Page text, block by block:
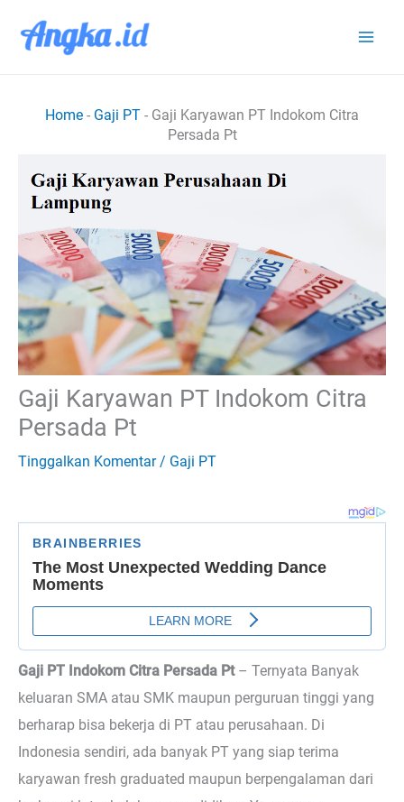
Home - Gaji PT - Gaji Karyawan PT Indokom Citra
Persada Pt
Gaji Karyawan PT Indokom Citra
Persada Pt
Tinggalkan Komentar / Gaji PT
Gaji PT Indokom Citra Persada Pt– Ternyata Banyak
keluaran SMA atau SMK maupun perguruan tinggi yang
berharap bisa bekerja di PT atau perusahaan. Di
Indonesia sendiri, ada banyak PT yang siap terima
karyawan fresh graduated maupun berpengalaman dari